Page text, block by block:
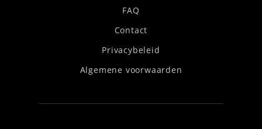
FAQ
Contact
Privacybeleid
Algemene voorwaarden